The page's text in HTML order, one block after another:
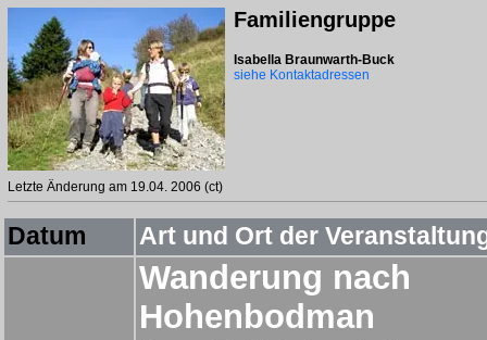
Familiengruppe
Isabella Braunwarth-Buck
siehe Kontaktadressen
Letzte Änderung am 19.04. 2006 (ct)
Datum Art und Ort der
Wanderung nach
Hohenbodman